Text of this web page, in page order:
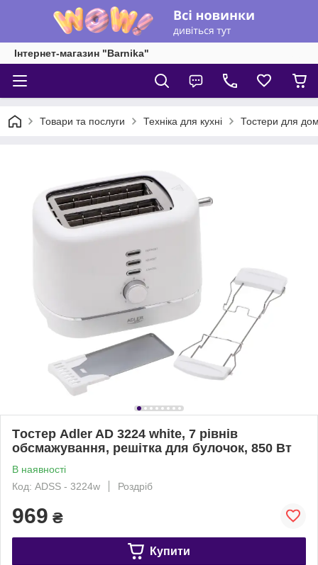
Інтернет-магазин "Barnika"
Товари та послуги Техніка для кухні Тостери для
Tостер Adler AD 3224 white, 7 рівнів
обсмажування, решітка для булочок, 850 Вт
В наявності
Код: ADSS - 3224w
Роздріб
969 ₴
Купити